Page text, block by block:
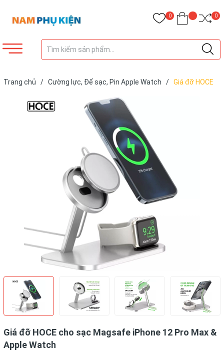
0 0
Trang chủ / Cường lực, Đế sạc, Pin Apple Watch / Giá đỡ HOCE
Giá đỡ HOCE cho sạc Magsafe iPhone 12 Pro Max &
Apple Watch